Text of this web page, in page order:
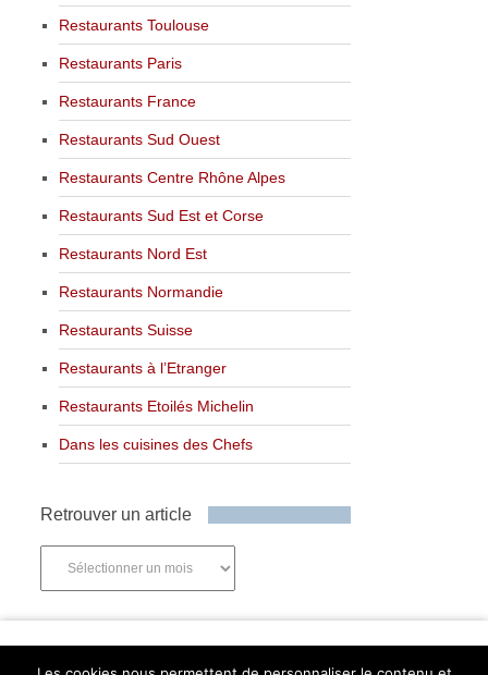
Restaurants Toulouse
Restaurants Paris
Restaurants France
Restaurants Sud Ouest
Restaurants Centre Rhône Alpes
Restaurants Sud Est et Corse
Restaurants Nord Est
Restaurants Normandie
Restaurants Suisse
Restaurants à l’Etranger
Restaurants Etoilés Michelin
Dans les cuisines des Chefs
Retrouver un article